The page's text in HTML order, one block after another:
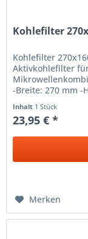
Kohlefilter
Kohlefilter
Aktivkohlefilter
-Breite: 270 mm -
Inhalt 1 Stück
23,95 € *
Merken